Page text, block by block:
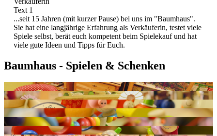
Text 1
...seit 15 Jahren (mit kurzer Pause) bei uns im "Baumhaus".
Sie hat eine langjährige Erfahrung als Verkäuferin, testet viele
Spiele selbst, berät euch kompetent beim Spielekauf und hat
viele gute Ideen und Tipps für Euch.
Baumhaus - Spielen & Schenken